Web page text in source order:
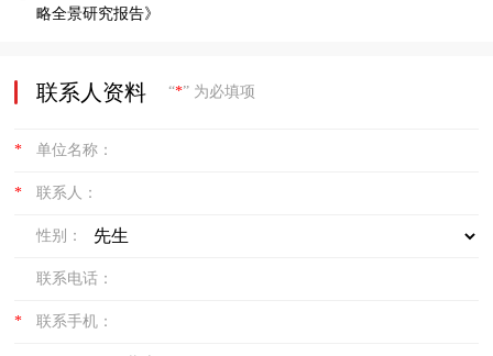
略全景研究报告》
联系人资料 “*” 为必填项
* 单位名称：
* 联系人：
性别：
联系电话：
* 联系手机：